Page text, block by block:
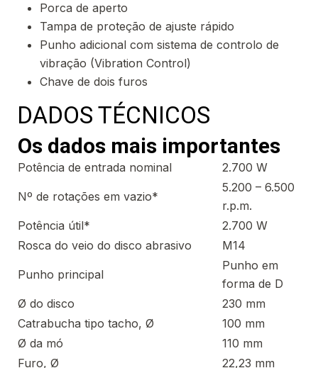
Porca de aperto
Tampa de proteção de ajuste rápido
Punho adicional com sistema de controlo de
vibração (Vibration Control)
Chave de dois furos
DADOS TÉCNICOS
Os dados mais importantes
Potência de entrada nominal 2.700 W
Nº de rotações em vazio*
5.200 – 6.500
r.p.m.
Potência útil*
2.700 W
Rosca do veio do disco abrasivo
M14
Punho principal
Punho em
forma de D
Ø do disco
230 mm
Catrabucha tipo tacho, Ø
100 mm
Ø da mó
110 mm
Furo, Ø
22,23 mm